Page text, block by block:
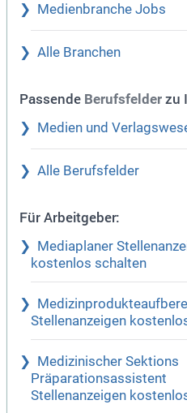
Medienbranche Jobs
Alle Branchen
Passende Berufsfelder zu
Medien und
Alle Berufsfelder
Für Arbeitgeber:
Mediaplaner
kostenlos schalten
Stellenanzeigen
Medizinischer Sektions
Präparationsassistent
Stellenanzeigen